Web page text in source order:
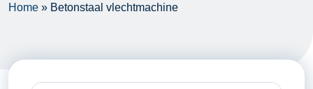
Home » Betonstaal vlechtmachine